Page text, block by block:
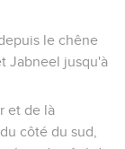
le chêne
Jabneel jusqu'à
et de là
côté du sud,